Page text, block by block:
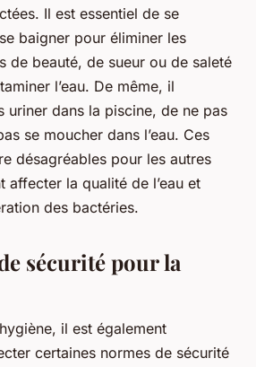
Il est essentiel de se
baigner pour éliminer les
de beauté, de sueur ou de saleté
l’eau. De même, il
uriner dans la piscine, de ne pas
se moucher dans l’eau. Ces
désagréables pour les autres
affecter la qualité de l’eau et
des bactéries.
sécurité pour la
il est également
certaines normes de sécurité